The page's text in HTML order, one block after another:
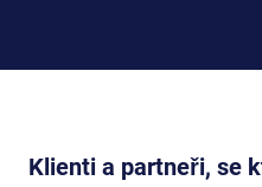
Klienti a partneři, se